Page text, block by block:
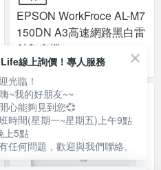
EPSON WorkFroce AL-M7
150DN A3高速網路黑白雷
射印表機
$48900
線上詢價！專人服務
光臨！
~我的好朋友~~
心能夠見到您💞
時間(星期一~星期五)上午9點
上5點
任何問題，歡迎與我們聯絡。